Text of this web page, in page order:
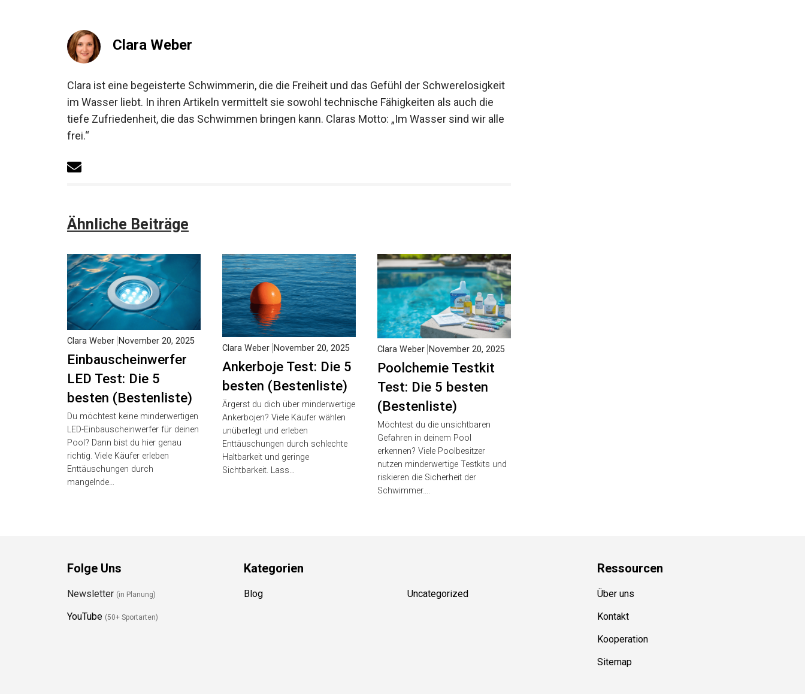
Clara Weber
Clara ist eine begeisterte Schwimmerin, die die Freiheit und das Gefühl der
Schwerelosigkeit im Wasser liebt. In ihren Artikeln vermittelt sie sowohl technische
Fähigkeiten als auch die tiefe Zufriedenheit, die das Schwimmen bringen kann. Claras Motto:
„Im Wasser sind wir alle frei.“
Ähnliche Beiträge
Einbauscheinwerfer
LED Test: Die 5
besten (Bestenliste)
Clara Weber November 20, 2025
Du möchtest keine minderwertigen
LED-Einbauscheinwerfer für
deinen Pool? Dann bist du hier
genau richtig. Viele Käufer erleben
Enttäuschungen durch
mangelnde…
Ankerboje Test: Die 5
besten (Bestenliste)
Clara Weber November 20, 2025
Ärgerst du dich über
minderwertige Ankerbojen? Viele
Käufer wählen unüberlegt und
erleben Enttäuschungen durch
schlechte Haltbarkeit und geringe
Sichtbarkeit. Lass…
Poolchemie Testkit
Test: Die 5 besten
(Bestenliste)
Clara Weber November 20, 2025
Möchtest du die unsichtbaren
Gefahren in deinem Pool
erkennen? Viele Poolbesitzer
nutzen minderwertige Testkits und
riskieren die Sicherheit der
Schwimmer….
Folge Uns
Newsletter(in Planung)
YouTube (50+ Sportarten)
Kategorien
Blog Uncategorized
Ressourcen
Über uns
Kontakt
Kooperation
Sitemap